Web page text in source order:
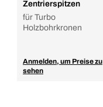
Zentrierspitzen
für Turbo
Holzbohrkronen
Anmelden, um Preise zu
sehen